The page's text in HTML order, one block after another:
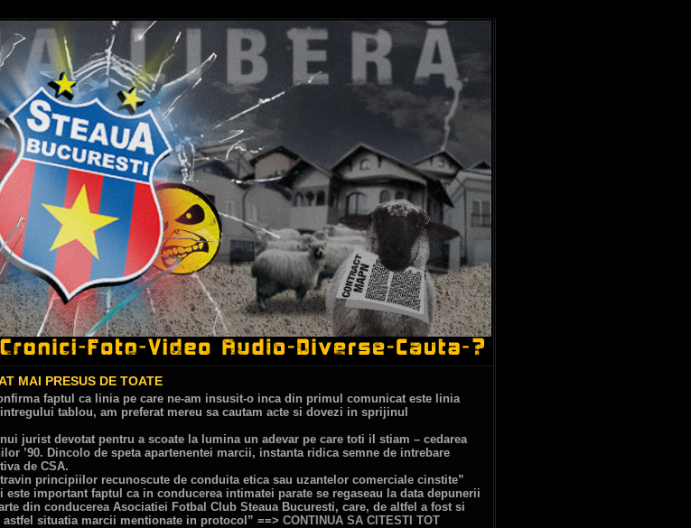
MAI PRESUS DE TOATE
faptul ca linia pe care ne-am insusit-o inca din primul comunicat este linia
tablou, am preferat mereu sa cautam acte si dovezi in sprijinul
jurist devotat pentru a scoate la lumina un adevar pe care toti il stiam – cedarea
’90. Dincolo de speta apartenentei marcii, instanta ridica semne de intrebare
de CSA.
principiilor recunoscute de conduita etica sau uzantelor comerciale cinstite”
important faptul ca in conducerea intimatei parate se regaseau la data depunerii
din conducerea Asociatiei Fotbal Club Steaua Bucuresti, care, de altfel a fost si
situatia marcii mentionate in protocol” ==> CONTINUA SA CITESTI TOT